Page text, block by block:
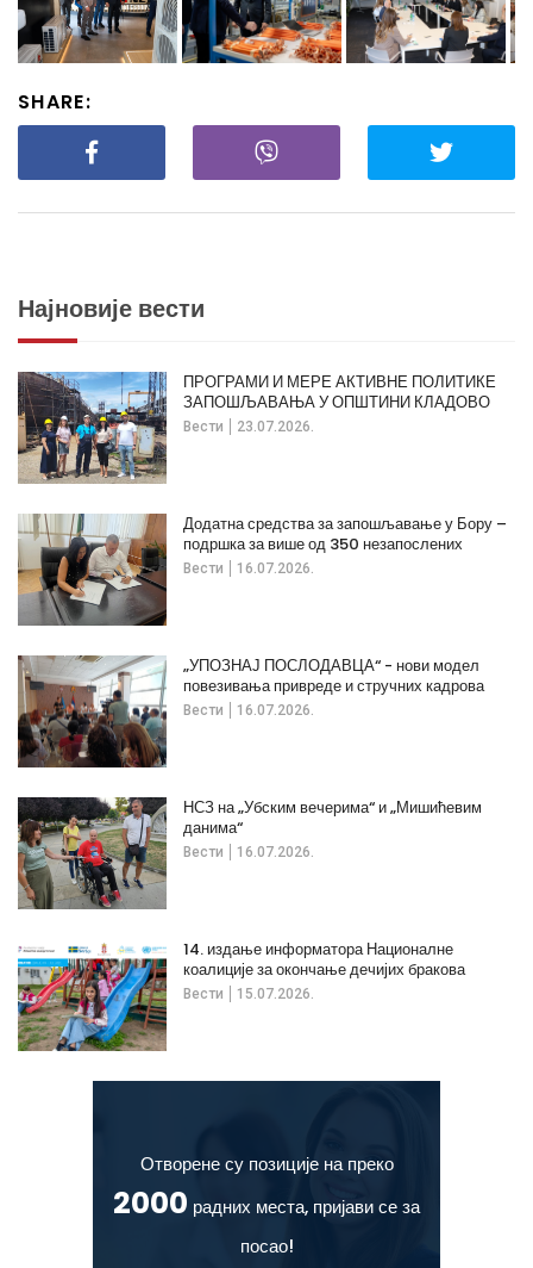
SHARE:
Најновије вести
Вести 23.07.2026.
ПРОГРАМИ И МЕРЕ АКТИВНЕ ПОЛИТИКЕ
ЗАПОШЉАВАЊА У ОПШТИНИ КЛАДОВО
Вести 16.07.2026.
Додатна средства за запошљавање у Бору –
подршка за више од 350 незапослених
Вести 16.07.2026.
„УПОЗНАЈ ПОСЛОДАВЦА“ - нови модел
повезивања привреде и стручних кадрова
Вести 16.07.2026.
НСЗ на „Убским вечерима“ и „Мишићевим
данима“
Вести 15.07.2026.
14. издање информатора Националне
коалиције за окончање дечијих бракова
Отворене су позиције на преко
2000 радних места, пријави се за
посао!